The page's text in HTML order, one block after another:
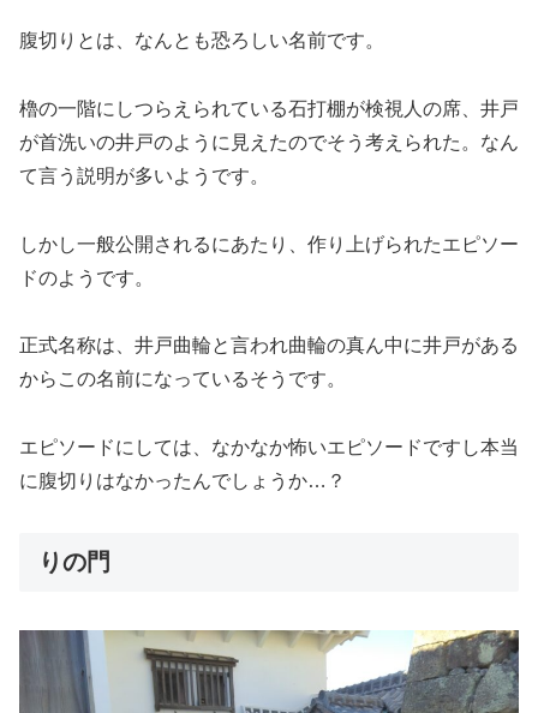
腹切りとは、なんとも恐ろしい名前です。
櫓の一階にしつらえられている石打棚が検視人の席、井戸
が首洗いの井戸のように見えたのでそう考えられた。なん
て言う説明が多いようです。
しかし一般公開されるにあたり、作り上げられたエピソー
ドのようです。
正式名称は、井戸曲輪と言われ曲輪の真ん中に井戸がある
からこの名前になっているそうです。
エピソードにしては、なかなか怖いエピソードですし本当
に腹切りはなかったんでしょうか…？
りの門